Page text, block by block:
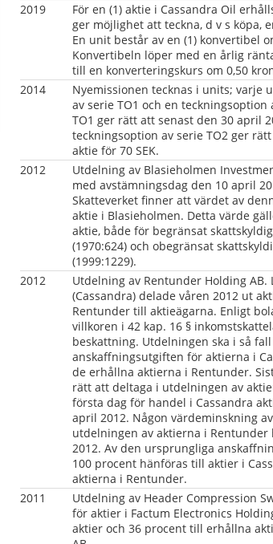
2019
För en (1) aktie i Cassandra Oil
ger möjlighet att teckna, d v s köpa,
En unit består av en (1) konvertibel
Konvertibeln löper med en årlig
till en konverteringskurs om 0,50
2014
Nyemissionen tecknas i units; varje
av serie TO1 och en
TO1 ger rätt att senast den 30 april
teckningsoption av serie TO2 ger
aktie för 70 SEK.
2012
Utdelning av Blasieholmen
med avstämningsdag den 10 april
Skatteverket finner att värdet av
aktie i Blasieholmen. Detta värde
aktie, både för begränsat
(1970:624) och obegränsat
(1999:1229).
2012
Utdelning av Rentunder Holding AB.
(Cassandra) delade våren 2012 ut
Rentunder till aktieägarna. Enligt
villkoren i 42 kap. 16 §
beskattning. Utdelningen ska i så
anskaffningsutgiften för aktierna i
de erhållna aktierna i Rentunder.
rätt att deltaga i utdelningen av
första dag för handel i Cassandra
april 2012. Någon värdeminskning
utdelningen av aktierna i
2012. Av den ursprungliga
100 procent hänföras till aktier i
aktierna i Rentunder.
2011
Utdelning av Header Compression
för aktier i Factum Electronics
aktier och 36 procent till erhållna